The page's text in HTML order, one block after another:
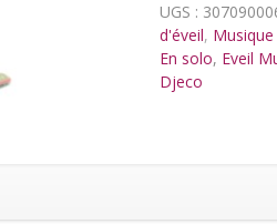
Animambo
-
Djeco
UGS :
d'éveil, Musique
En solo, Eveil
Djeco